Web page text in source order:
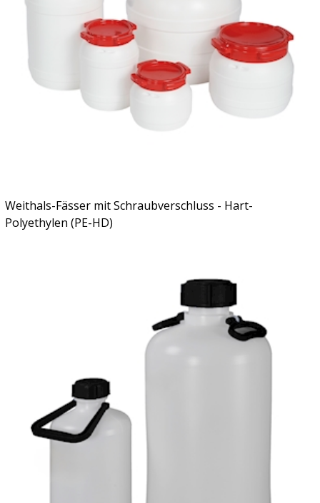
Weithals-Fässer mit Schraubverschluss - Hart-
Polyethylen (PE-HD)